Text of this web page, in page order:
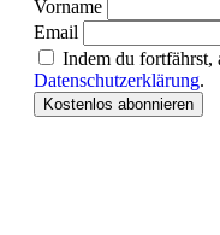
Vorname
Email
Indem du fortfährst,
Datenschutzerklärung.